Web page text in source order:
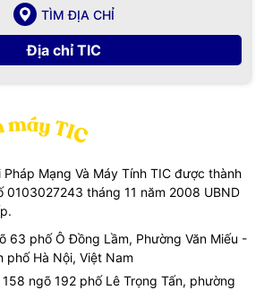
TÌM ĐỊA CHỈ
Địa chỉ TIC
Pháp Mạng Và Máy Tính TIC được thành
0103027243 tháng 11 năm 2008 UBND
63 phố Ô Đồng Lầm, Phường Văn Miếu -
phố Hà Nội, Việt Nam
158 ngõ 192 phố Lê Trọng Tấn, phường